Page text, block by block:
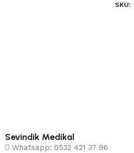
SKU:
Sevindik Medikal
Whatsapp: 0532 421 37 96